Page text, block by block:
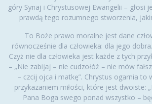
góry Synaj i Chrystusowej Ewangelii – głosi
prawdą tego rozumnego stworzenia,
To Boże prawo moralne jest dane
równocześnie dla człowieka: dla jego
Czyż nie dla człowieka jest każde z tych
– „Nie zabijaj – nie cudzołóż – nie mów
– czcij ojca i matkę”. Chrystus ogarnia to
przykazaniem miłości, które jest dwoiste:
Pana Boga swego ponad wszystko –